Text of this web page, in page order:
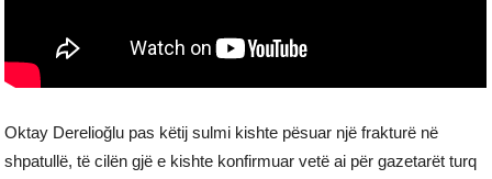
Oktay Derelioğlu pas këtij sulmi kishte pësuar një frakturë në
shpatullë, të cilën gjë e kishte konfirmuar vetë ai për gazetarët turq